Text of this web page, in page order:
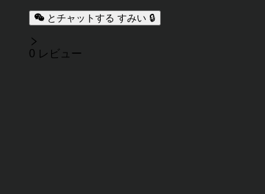
とチャットする すみい 🔒
レビュー
0 レビュー